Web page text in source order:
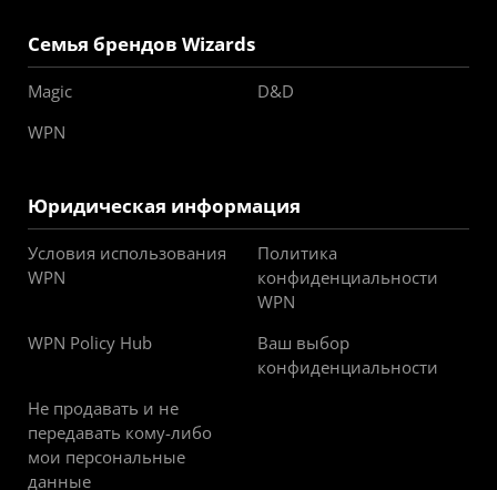
Семья брендов Wizards
Magic
D&D
WPN
Юридическая информация
Условия использования
WPN
Политика
конфиденциальности
WPN
WPN Policy Hub
Ваш выбор
конфиденциальности
Не продавать и не
передавать кому-либо
мои персональные
данные